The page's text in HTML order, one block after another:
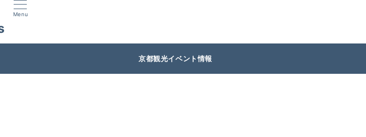
Menu
京都観光イベント情報